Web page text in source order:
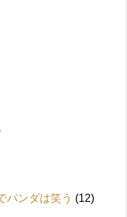
パンダは笑う (12)